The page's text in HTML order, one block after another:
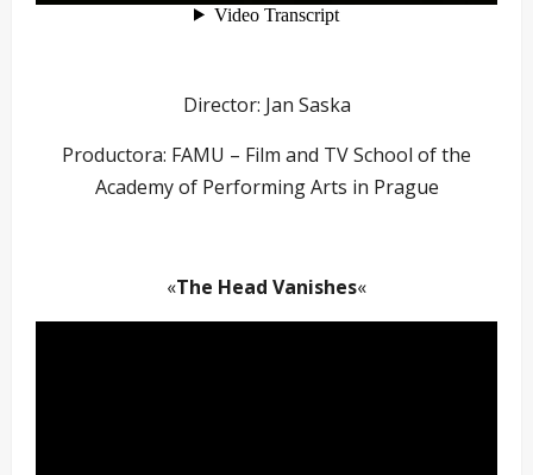
Director: Jan Saska
Productora: FAMU – Film and TV School of the
Academy of Performing Arts in Prague
«The Head Vanishes«